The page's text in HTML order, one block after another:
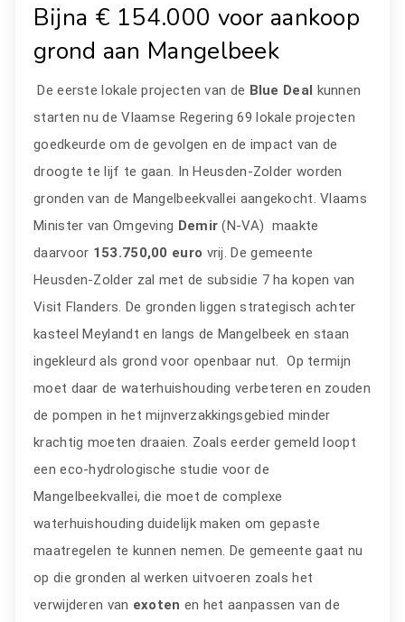
Bijna € 154.000 voor aankoop
grond aan Mangelbeek
De eerste lokale projecten van de Blue Deal kunnen
starten nu de Vlaamse Regering 69 lokale projecten
goedkeurde om de gevolgen en de impact van de
droogte te lijf te gaan. In Heusden-Zolder worden
gronden van de Mangelbeekvallei aangekocht. Vlaams
Minister van Omgeving Demir(N-VA) maakte
daarvoor 153.750,00 euro vrij. De gemeente
Heusden-Zolder zal met de subsidie 7 ha kopen van
Visit Flanders. De gronden liggen strategisch achter
kasteel Meylandt en langs de Mangelbeek en staan
ingekleurd als grond voor openbaar nut. Op termijn
moet daar de waterhuishouding verbeteren en zouden
de pompen in het mijnverzakkingsgebied minder
krachtig moeten draaien. Zoals eerder gemeld loopt
een eco-hydrologische studie voor de
Mangelbeekvallei, die moet de complexe
waterhuishouding duidelijk maken om gepaste
maatregelen te kunnen nemen. De gemeente gaat nu
op die gronden al werken uitvoeren zoals het
verwijderen van exoten en het aanpassen van de